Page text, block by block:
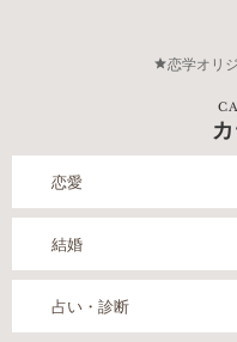
恋学オリ
恋愛
結婚
占い・診断